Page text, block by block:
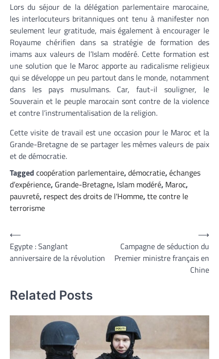
Lors du séjour de la délégation parlementaire marocaine,
les interlocuteurs britanniques ont tenu à manifester non
seulement leur gratitude, mais également à encourager le
Royaume chérifien dans sa stratégie de formation des
imams aux valeurs de l’Islam modéré. Cette formation est
une solution que le Maroc apporte au radicalisme religieux
qui se développe un peu partout dans le monde, notamment
dans les pays musulmans. Car, faut-il souligner, le
Souverain et le peuple marocain sont contre de la violence
et contre l’instrumentalisation de la religion.
Cette visite de travail est une occasion pour le Maroc et la
Grande-Bretagne de se partager les mêmes valeurs de paix
et de démocratie.
Tagged coopération parlementaire,démocratie,échanges
d’expérience, Grande-Bretagne, Islam modéré, Maroc,
pauvreté, respect des droits de l'Homme,tte contre le
terrorisme
Navigation
de
l’article
⟵
Egypte : Sanglant
anniversaire de la révolution
Campagne de séduction du
Premier ministre français en
Chine
⟶
Related Posts